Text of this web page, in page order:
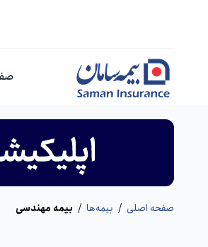
صفحه اصلی / بیمه‌ها / بیمه مهندسی